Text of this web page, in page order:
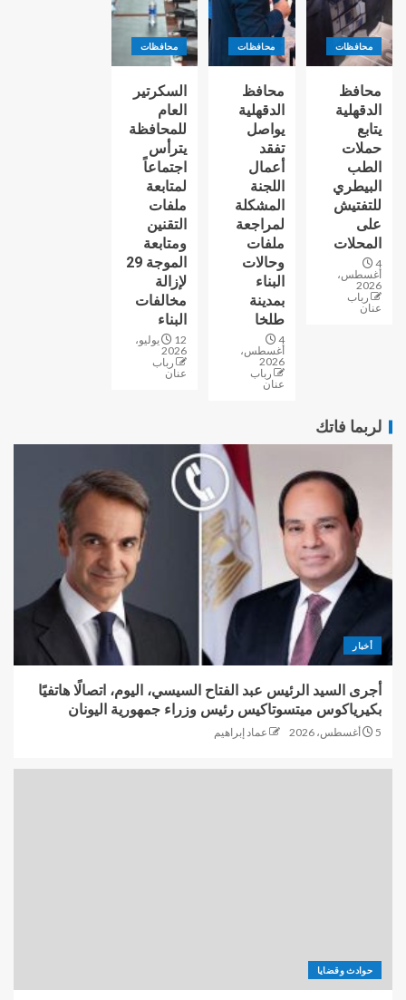
محافظات
محافظ
الدقهلية
يتابع
حملات
الطب
البيطري
للتفتيش
على
المحلات
4
أغسطس،
2026
رباب
عنان
محافظات
محافظ
الدقهلية
يواصل
تفقد
أعمال
اللجنة
المشكلة
لمراجعة
ملفات
وحالات
البناء
بمدينة
طلخا
4
أغسطس،
2026
رباب
عنان
محافظات
السكرتير
العام
للمحافظة
يترأس
اجتماعاً
لمتابعة
ملفات
التقنين
ومتابعة
الموجة 29
لإزالة
مخالفات
البناء
12 يوليو،
2026
رباب
عنان
لربما فاتك
أخبار
أجرى السيد الرئيس عبد الفتاح السيسي، اليوم، اتصالًا هاتفيًا
بكيرياكوس ميتسوتاكيس رئيس وزراء جمهورية اليونان
5 أغسطس، 2026 عماد إبراهيم
حوادث وقضايا